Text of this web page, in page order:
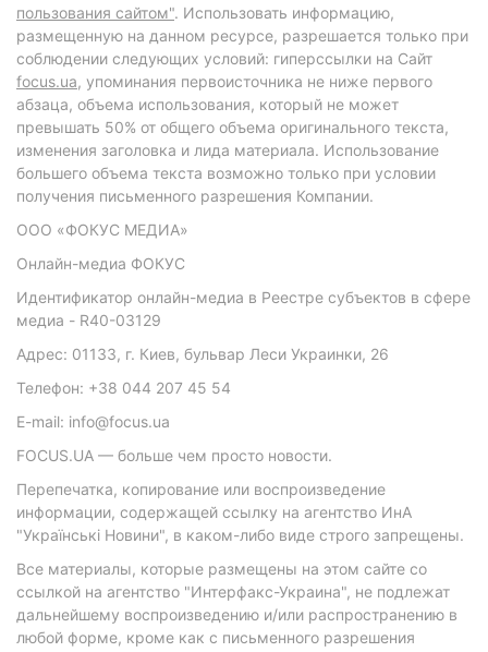
пользования сайтом". Использовать информацию,
размещенную на данном ресурсе, разрешается только при
соблюдении следующих условий: гиперссылки на Сайт
focus.ua, упоминания первоисточника не ниже первого
абзаца, объема использования, который не может
превышать 50% от общего объема оригинального текста,
изменения заголовка и лида материала. Использование
большего объема текста возможно только при условии
получения письменного разрешения Компании.
ООО «ФОКУС МЕДИА»
Онлайн-медиа ФОКУС
Идентификатор онлайн-медиа в Реестре субъектов в сфере
медиа - R40-03129
Адрес: 01133, г. Киев, бульвар Леси Украинки, 26
Телефон: +38 044 207 45 54
E-mail: info@focus.ua
FOCUS.UA — больше чем просто новости.
Перепечатка, копирование или воспроизведение
информации, содержащей ссылку на агентство ИнА
"Українські Новини", в каком-либо виде строго запрещены.
Все материалы, которые размещены на этом сайте со
ссылкой на агентство "Интерфакс-Украина", не подлежат
дальнейшему воспроизведению и/или распространению в
любой форме, кроме как с письменного разрешения